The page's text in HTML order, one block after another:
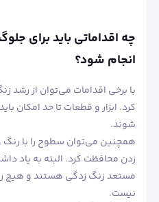
چه اقداماتی باید برای
انجام شود؟
با برخی اقدامات می‌توان از رشد
کرد. ابزار و قطعات تا حد امکان
شوند.
همچنین می‌توان سطوح را با
زدن محافظت کرد. البته به یاد
مستعد زنگ زدگی هستند و هیچ
نیست.